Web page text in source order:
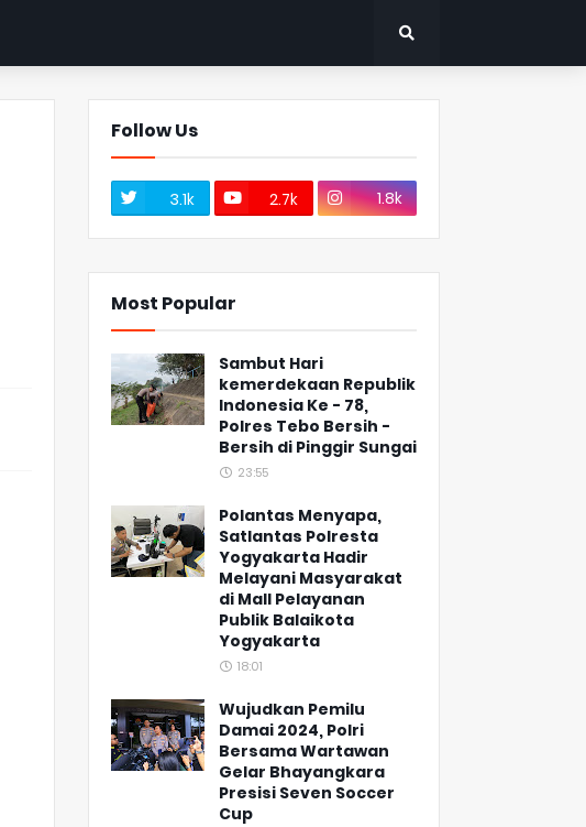
Follow Us
3.1k 2.7k 1.8k
Most Popular
Sambut Hari
kemerdekaan Republik
Indonesia Ke - 78,
Polres Tebo Bersih -
Bersih di Pinggir Sungai
23:55
Polantas Menyapa,
Satlantas Polresta
Yogyakarta Hadir
Melayani Masyarakat
di Mall Pelayanan
Publik Balaikota
Yogyakarta
18:01
Wujudkan Pemilu
Damai 2024, Polri
Bersama Wartawan
Gelar Bhayangkara
Presisi Seven Soccer
Cup